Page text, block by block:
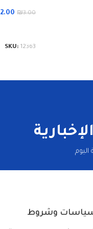
₪3.00
2.00
SKU: 12363
وشروط